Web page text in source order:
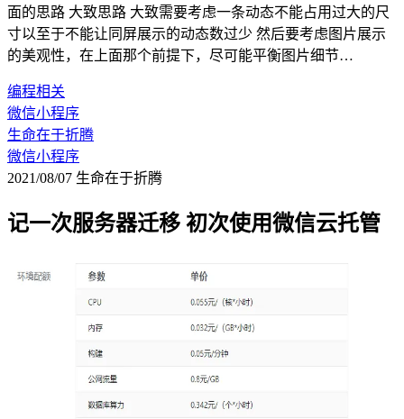
面的思路 大致思路 大致需要考虑一条动态不能占用过大的尺
寸以至于不能让同屏展示的动态数过少 然后要考虑图片展示
的美观性，在上面那个前提下，尽可能平衡图片细节…
编程相关
微信小程序
生命在于折腾
微信小程序
2021/08/07 生命在于折腾
记一次服务器迁移 初次使用微信云托管